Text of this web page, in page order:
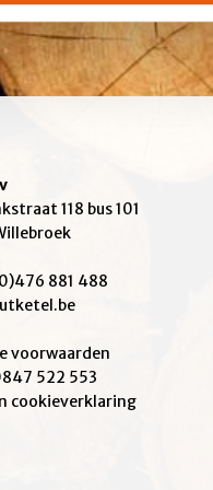
118 bus 101
881 488
voorwaarden
522 553
cookieverklaring